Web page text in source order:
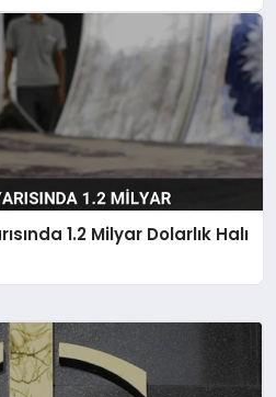
1.2 Milyar Dolarlık Halı